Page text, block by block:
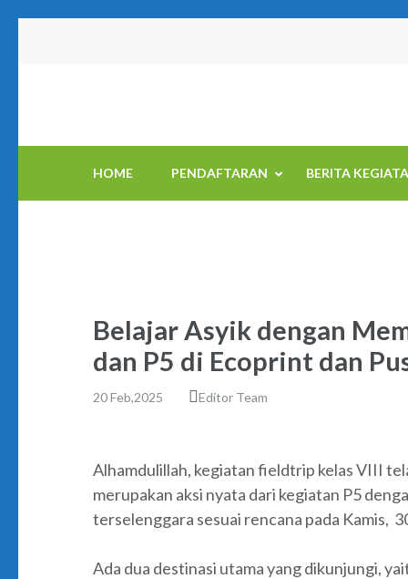
HOME PENDAFTARAN BERITA
Belajar Asyik dengan
dan P5 di Ecoprint dan
20 Feb,2025 Editor Team
Alhamdulillah, kegiatan fieldtrip kelas VIII
merupakan aksi nyata dari kegiatan P5
terselenggara sesuai rencana pada Kamis,
Ada dua destinasi utama yang dikunjungi,